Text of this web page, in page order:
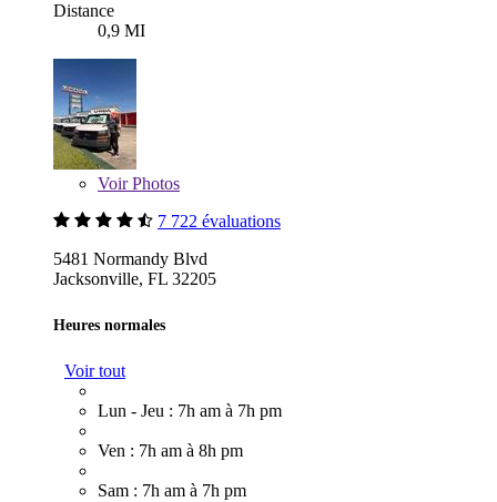
Distance
0,9 MI
VoirPhotos
7 722 évaluations
5481 Normandy Blvd
Jacksonville, FL 32205
Heures normales
Voir tout
Lun - Jeu : 7h am à 7h pm
Ven : 7h am à 8h pm
Sam : 7h am à 7h pm